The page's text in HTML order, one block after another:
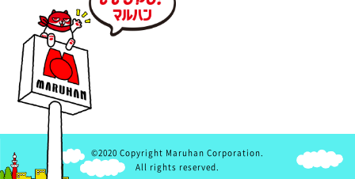
©2020 Copyright Maruhan Corporation.
All rights reserved.